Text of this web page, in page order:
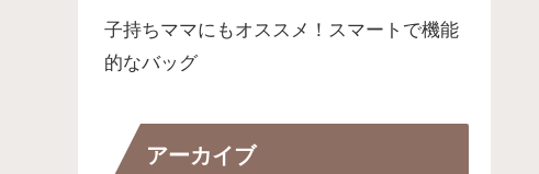
子持ちママにもオススメ！スマートで機能
的なバッグ
アーカイブ